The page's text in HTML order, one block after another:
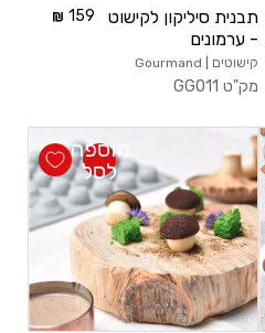
תבנית סיליקון לקישוט
- ערמונים
קישוטים | Gourmand
מק"ט GG011
159
הוספה
לסל